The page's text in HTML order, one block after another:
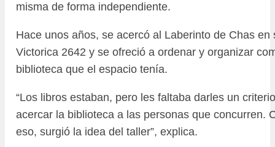
misma de forma independiente.
Hace unos años, se acercó al Laberinto de Chas
Victorica 2642 y se ofreció a ordenar y organizar
biblioteca que el espacio tenía.
“Los libros estaban, pero les faltaba darles un
acercar la biblioteca a las personas que concurren.
eso, surgió la idea del taller”, explica.